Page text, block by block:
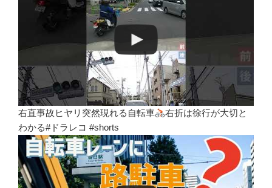
右直事故ヒヤリ突然現れる自転車
右折は徐行が大切と
わかる#ドラレコ #shorts